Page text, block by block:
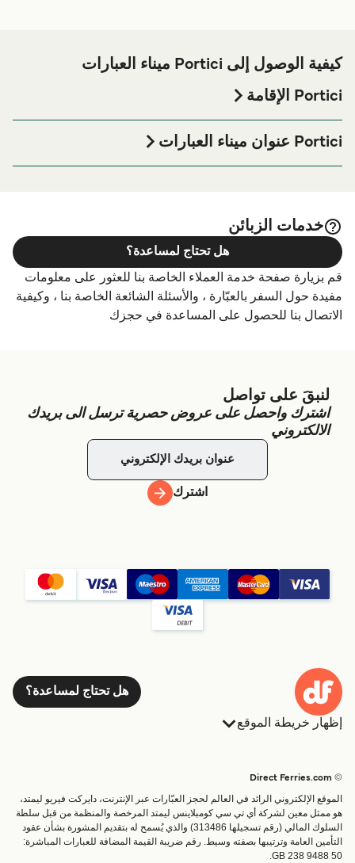
كيفية الوصول إلى Portici ميناء العبارات
Portici الإقامة
العبارة قبل أو بعد رحلتك أو إذا كنت تبحث عن أماكن السكن
لإقامتك بالكامل، يرجى زيارة موقعنا على
Portici عنوان ميناء العبارات
خدمات الزبائن
قم بزيارة صفحة خدمة العملاء الخاصة بنا للعثور على معلومات
مفيدة حول السفر بالعبّارة ، والأسئلة الشائعة الخاصة بنا ، وكيفية
الاتصال بنا للحصول على المساعدة في حجزك
هل تحتاج لمساعدة؟
لنبقَ على تواصل
اشترك واحصل على عروض حصرية ترسل الى بريدك
الالكتروني
اشترك
هل تحتاج لمساعدة؟
إظهار خريطة الموقع
البلدان
خدمات الزبائن
الباحث عن الرحلات والموانئ
تذاكر العبّارة
العبارات
شحن
عبارة صغيرة
القطار والعبارة
الموقع الإلكتروني الرائد في العالم لحجز العبّارات عبر الإنترنت، دايركت فيريو ليمتد،
هو ممثل معين لشركة أي تي سي كومبلاينس ليمتد المرخصة والمنظمة من قبل سلطة
السلوك المالي (رقم تسجيلها 313486) والذي يُسمح له بتقديم المشورة بشأن عقود
التأمين العامة وترتيبها بصفته وسيط. رقم ضريبة القيمة المضافة للعبارات المباشرة:
GB 238 9488 50.